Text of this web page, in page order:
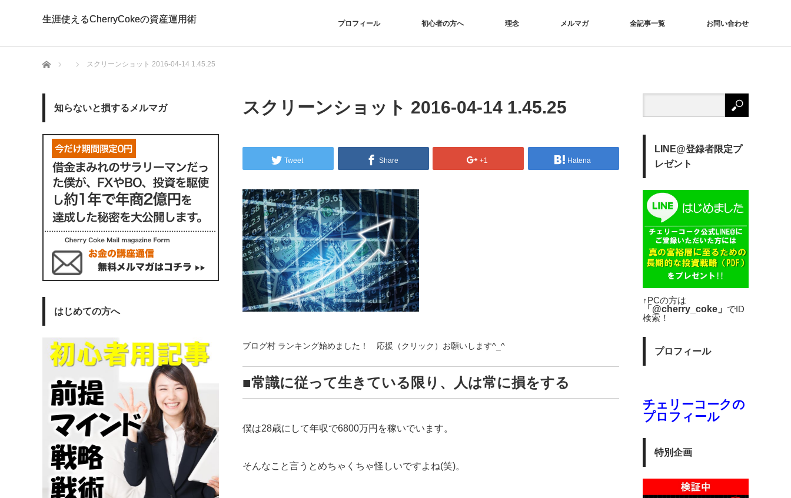
生涯使えるCherryCokeの資産運用術
生涯使えるCherryCokeの資産運用術 プロフィール 初心者の方へ 理念 メルマガ 全記事一覧 お問い合わせ
ホーム スクリーンショット 2016-04-14 1.45.25
スクリーンショット 2016-04-14 1.45.25
Tweet Share +1 Hatena
ブログ村 ランキング始めました！ 応援（クリック）お願いします^_^
■常識に従って生きている限り、人は常に損をする
僕は28歳にして年収で6800万円を稼いでいます。
そんなこと言うとめちゃくちゃ怪しいですよね(笑)。
知らないと損するメルマガ
はじめての方へ
LINE@登録者限定プ
レゼント
↑PCの方は
「@cherry_coke」 でID
検索！
プロフィール
チェリーコークの
プロフィール
特別企画